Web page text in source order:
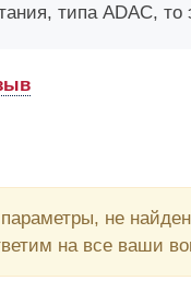
типа ADAC, то
не
на все ваши